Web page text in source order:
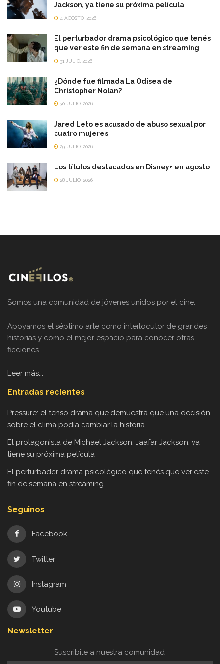
Jackson, ya tiene su próxima película
4 AGOSTO, 2026
El perturbador drama psicológico que tenés
que ver este fin de semana en streaming
31 JULIO, 2026
¿Dónde fue filmada La Odisea de
Christopher Nolan?
30 JULIO, 2026
Jared Leto es acusado de abuso sexual por
cuatro mujeres
29 JULIO, 2026
Los títulos destacados en Disney+ en agosto
28 JULIO, 2026
Somos una comunidad de jóvenes unidos por el cine.
Apoyamos el séptimo arte como interlocutor de grandes
historias y como el mejor espacio para conocer otras
ficciones...
Leer más...
Entradas recientes
Pressure: el tenso drama que demuestra que una decisión
sobre el clima podía cambiar la historia
El protagonista de Michael Jackson, Jaafar Jackson, ya
tiene su próxima película
El perturbador drama psicológico que tenés que ver este
fin de semana en streaming
Seguinos
Facebook
Twitter
Instagram
Youtube
Newsletter
Suscribite a nuestra comunidad: